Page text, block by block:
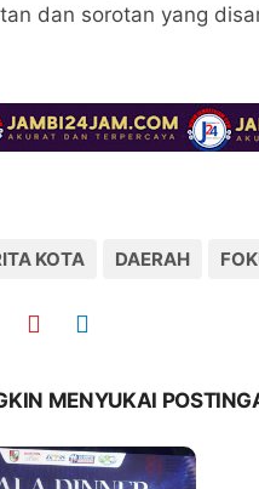
dan sorotan yang
KOTA DAERAH
MENYUKAI